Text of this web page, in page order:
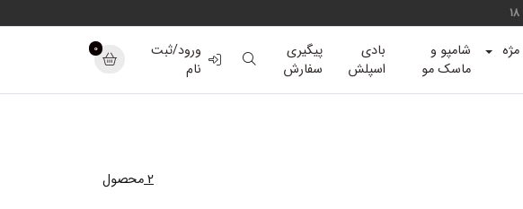
18
مژه
شامپو و
ماسک مو
بادی
اسپلش
پیگیری
سفارش
ورود/ثبت
نام
0
2محصول